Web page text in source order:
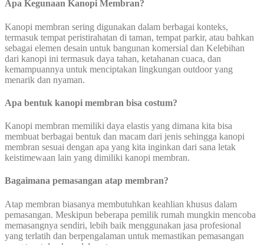
Apa Kegunaan Kanopi Membran?
Kanopi membran sering digunakan dalam berbagai konteks,
termasuk tempat peristirahatan di taman, tempat parkir, atau bahkan
sebagai elemen desain untuk bangunan komersial dan Kelebihan
dari kanopi ini termasuk daya tahan, ketahanan cuaca, dan
kemampuannya untuk menciptakan lingkungan outdoor yang
menarik dan nyaman.
Apa bentuk kanopi membran bisa costum?
Kanopi membran memiliki daya elastis yang dimana kita bisa
membuat berbagai bentuk dan macam dari jenis sehingga kanopi
membran sesuai dengan apa yang kita inginkan dari sana letak
keistimewaan lain yang dimiliki kanopi membran.
Bagaimana pemasangan atap membran?
Atap membran biasanya membutuhkan keahlian khusus dalam
pemasangan. Meskipun beberapa pemilik rumah mungkin mencoba
memasangnya sendiri, lebih baik menggunakan jasa profesional
yang terlatih dan berpengalaman untuk memastikan pemasangan